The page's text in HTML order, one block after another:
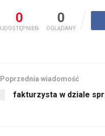
0
UDOSTĘPNIEŃ
0
OGLĄDANY
Poprzednia wiadomość
fakturzysta w dziale